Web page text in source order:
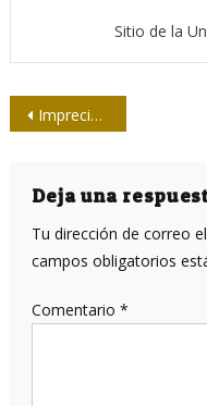
Sitio de la
Navegación
entradas
Imprecisiones / Titulares para pensar
Deja una
Tu dirección de correo
campos obligatorios
Comentario *